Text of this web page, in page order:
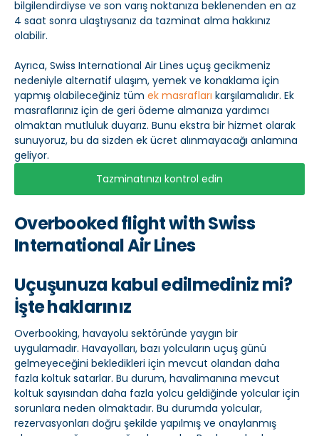
bilgilendirdiyse ve son varış noktanıza beklenenden en az
4 saat sonra ulaştıysanız da tazminat alma hakkınız
olabilir.
Ayrıca, Swiss International Air Lines uçuş gecikmeniz
nedeniyle alternatif ulaşım, yemek ve konaklama için
yapmış olabileceğiniz tüm ek masrafları karşılamalıdır. Ek
masraflarınız için de geri ödeme almanıza yardımcı
olmaktan mutluluk duyarız. Bunu ekstra bir hizmet olarak
sunuyoruz, bu da sizden ek ücret alınmayacağı anlamına
geliyor.
Tazminatınızı kontrol edin
Overbooked flight with Swiss
International Air Lines
Uçuşunuza kabul edilmediniz mi?
İşte haklarınız
Overbooking, havayolu sektöründe yaygın bir
uygulamadır. Havayolları, bazı yolcuların uçuş günü
gelmeyeceğini bekledikleri için mevcut olandan daha
fazla koltuk satarlar. Bu durum, havalimanına mevcut
koltuk sayısından daha fazla yolcu geldiğinde yolcular için
sorunlara neden olmaktadır. Bu durumda yolcular,
rezervasyonları doğru şekilde yapılmış ve onaylanmış